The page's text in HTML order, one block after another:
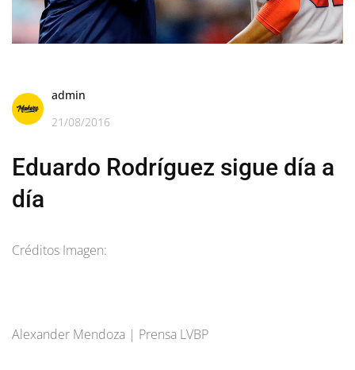
admin
21/08/2016
Eduardo Rodríguez sigue día a
día
Créditos Imagen:
Alexander Mendoza | Prensa LVBP